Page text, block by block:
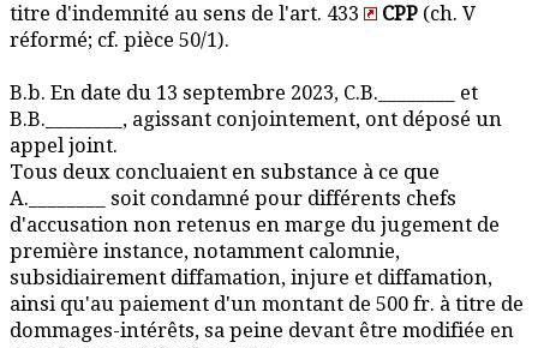
titre d'indemnité au sens de l'art. 433
CPP (ch. V
réformé; cf. pièce 50/1).
B.b. En date du 13 septembre 2023, C.B.________ et
B.B.________, agissant conjointement, ont déposé un
appel joint.
Tous deux concluaient en substance à ce que
A.________ soit condamné pour différents chefs
d'accusation non retenus en marge du jugement de
première instance, notamment calomnie,
subsidiairement diffamation, injure et diffamation,
ainsi qu'au paiement d'un montant de 500 fr. à titre de
dommages-intérêts, sa peine devant être modifiée en